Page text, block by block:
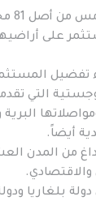
على
تفضيل
التي
البرية
أيضاً.
من المدن
والاقتصادي.
بلغاريا